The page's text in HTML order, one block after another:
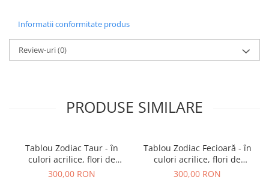
Informatii conformitate produs
Review-uri(0)
PRODUSE SIMILARE
Tablou Zodiac Taur - în
culori acrilice, flori de
lavandă lipite manual
300,00 RON
Tablou Zodiac Fecioară - în
culori acrilice, flori de
lavandă lipite manual
300,00 RON